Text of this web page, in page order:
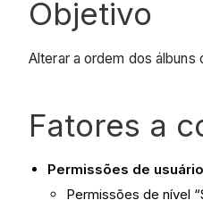
Objetivo
Alterar a ordem dos
Fatores a
Permissões de
Permissões de nível